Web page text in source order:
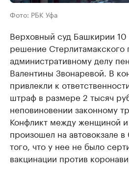
Фото: РБК Уфа
Верховный суд Башкирии
решение Стерлитамакского
административному делу
Валентины Звонаревой. В
привлекли к
штраф в размере 2 тысяч
неповиновении законному
Конфликт между женщиной
произошел на автовокзале в
того, что у нее не было
вакцинации против